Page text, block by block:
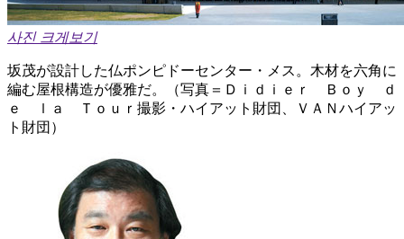
사진 크게보기
坂茂が設計した仏ポンピドーセンター・メス。木材を六角に
編む屋根構造が優雅だ。（写真＝Ｄｉｄｉｅｒ Ｂｏｙ ｄ
ｅ ｌａ Ｔｏｕｒ撮影・ハイアット財団、ＶＡＮハイアッ
ト財団）